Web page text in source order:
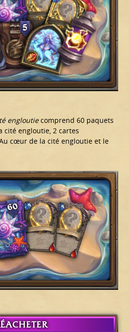
engloutiecomprend 60 paquets
cité engloutie, 2 cartes
cœur de la cité engloutie et le